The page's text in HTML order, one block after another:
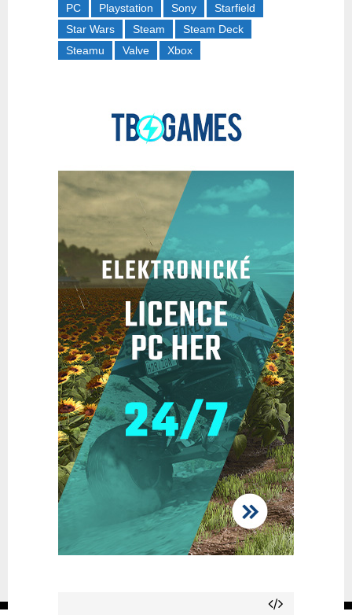
PC
Playstation Sony
Starfield
Star Wars
Steam
Steam Deck
Steamu
Valve Xbox